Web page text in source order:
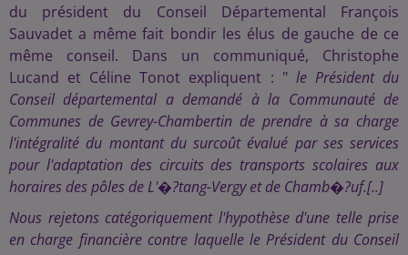
du président du Conseil Départemental François
Sauvadet a même fait bondir les élus de gauche de ce
même conseil. Dans un communiqué, Christophe
Lucand et Céline Tonot expliquent : "le Président du
Conseil départemental a demandé à la Communauté de
Communes de Gevrey-Chambertin de prendre à sa charge
l'intégralité du montant du surcoût évalué par ses services
pour l'adaptation des circuits des transports scolaires aux
horaires des pôles de L'�?tang-Vergy et de Chamb�?uf.[..]
Nous rejetons catégoriquement l'hypothèse d'une telle prise
en charge financière contre laquelle le Président du Conseil